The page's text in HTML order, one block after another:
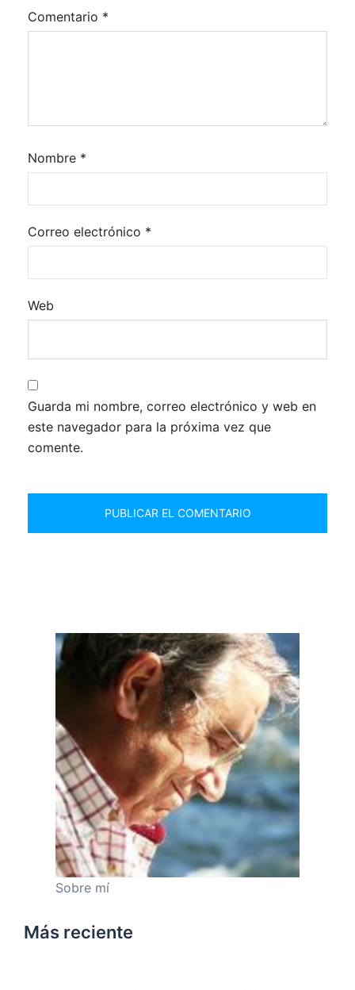
Comentario *
Nombre *
Correo electrónico *
Web
Guarda mi nombre, correo electrónico y web en
este navegador para la próxima vez que
comente.
Sobre mí
Más reciente